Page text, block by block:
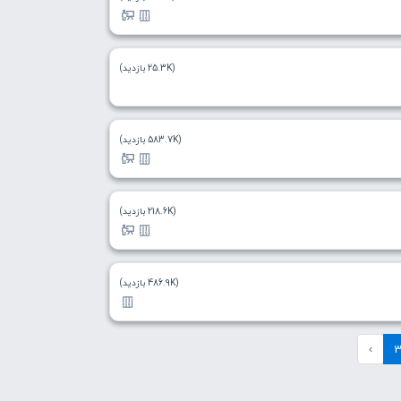
(25.3K بازدید)
(583.7K بازدید)
(218.6K بازدید)
(486.9K بازدید)
›